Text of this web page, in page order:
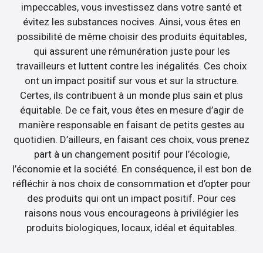
impeccables, vous investissez dans votre santé et
évitez les substances nocives. Ainsi, vous êtes en
possibilité de même choisir des produits équitables,
qui assurent une rémunération juste pour les
travailleurs et luttent contre les inégalités. Ces choix
ont un impact positif sur vous et sur la structure.
Certes, ils contribuent à un monde plus sain et plus
équitable. De ce fait, vous êtes en mesure d’agir de
manière responsable en faisant de petits gestes au
quotidien. D’ailleurs, en faisant ces choix, vous prenez
part à un changement positif pour l’écologie,
l’économie et la société. En conséquence, il est bon de
réfléchir à nos choix de consommation et d’opter pour
des produits qui ont un impact positif. Pour ces
raisons nous vous encourageons à privilégier les
produits biologiques, locaux, idéal et équitables.